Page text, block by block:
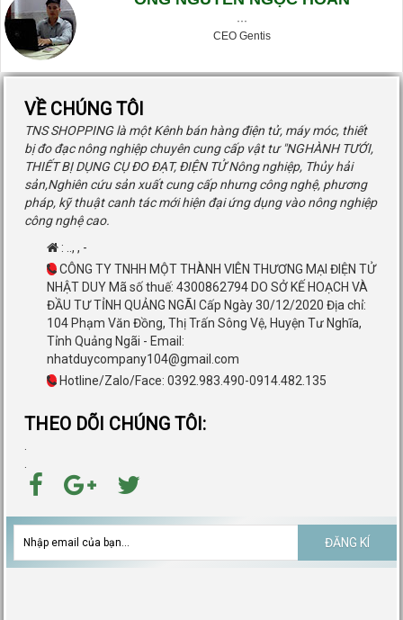
···
CEO Gentis
VỀ CHÚNG TÔI
TNS SHOPPING là một Kênh bán hàng điện tử, máy móc, thiết
bị đo đạc nông nghiệp chuyên cung cấp vật tư "NGHÀNH TƯỚI,
THIẾT BỊ DỤNG CỤ ĐO ĐẠT, ĐIỆN TỬ Nông nghiệp, Thủy hải
sản,Nghiên cứu sản xuất cung cấp nhưng công nghệ, phương
pháp, kỹ thuật canh tác mới hiện đại ứng dụng vào nông nghiệp
công nghệ cao.
:
, , -
CÔNG TY TNHH MỘT THÀNH VIÊN THƯƠNG MẠI ĐIỆN TỬ
NHẬT DUY Mã số thuế: 4300862794 DO SỞ KẾ HOẠCH VÀ
ĐẦU TƯ TỈNH QUẢNG NGÃI Cấp Ngày 30/12/2020 Địa chỉ:
104 Phạm Văn Đồng, Thị Trấn Sông Vệ, Huyện Tư Nghĩa,
Tỉnh Quảng Ngãi - Email:
nhatduycompany104@gmail.com
Hotline/Zalo/Face: 0392.983.490-0914.482.135
THEO DÕI CHÚNG TÔI:
ĐĂNG KÍ